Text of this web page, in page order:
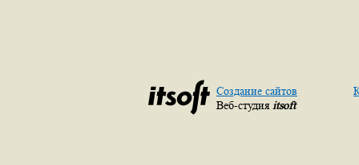
Создание сайтов
Веб-студия itsoft